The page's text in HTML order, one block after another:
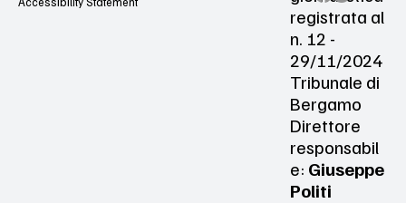
registrata al
n. 12 -
29/11/2024
Tribunale di
Bergamo
Direttore
responsabil
e: Giuseppe
Politi